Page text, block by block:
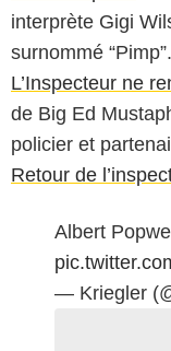
interprète Gigi
surnommé
L’Inspecteur ne
de Big Ed
policier et
Retour de
Albert
— Kriegler